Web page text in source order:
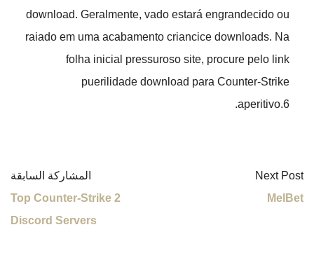
download. Geralmente, vado estará engrandecido ou
raiado em uma acabamento criancice downloads. Na
folha inicial pressuroso site, procure pelo link
puerilidade download para Counter-Strike
aperitivo.6.
المشاركة السابقة
Top Counter-Strike 2
Discord Servers
Next Post
MelBet